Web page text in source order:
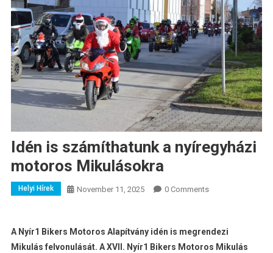
Idén is számíthatunk a nyíregyházi
motoros Mikulásokra
Helyi Hírek November 11, 2025 0 Comments
A Nyír1 Bikers Motoros Alapítvány idén is megrendezi
Mikulás felvonulását. A XVII. Nyír1 Bikers Motoros Mikulás